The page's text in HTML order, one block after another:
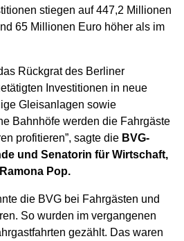
stiegen auf 447,2 Millionen
65 Millionen Euro höher als im
Rückgrat des Berliner
Investitionen in neue
Gleisanlagen sowie
Bahnhöfe werden die Fahrgäste
profitieren”, sagte die BVG-
und Senatorin für Wirtschaft,
Pop.
die BVG bei Fahrgästen und
So wurden im vergangenen
gezählt. Das waren